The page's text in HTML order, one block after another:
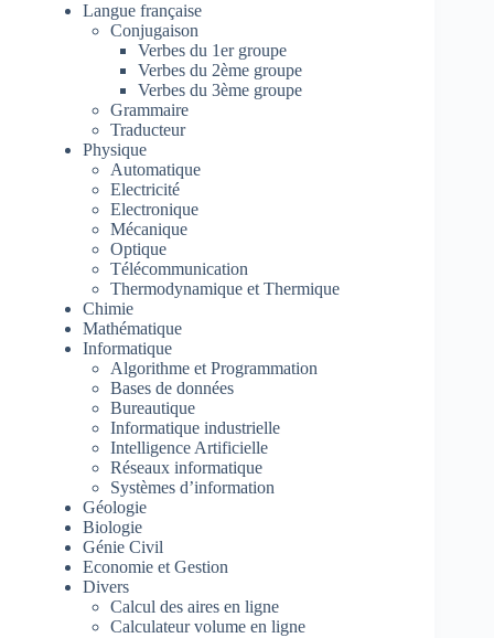
Langue française
Conjugaison
Verbes du 1er groupe
Verbes du 2ème groupe
Verbes du 3ème groupe
Grammaire
Traducteur
Physique
Automatique
Electricité
Electronique
Mécanique
Optique
Télécommunication
Thermodynamique et Thermique
Chimie
Mathématique
Informatique
Algorithme et Programmation
Bases de données
Bureautique
Informatique industrielle
Intelligence Artificielle
Réseaux informatique
Systèmes d’information
Géologie
Biologie
Génie Civil
Economie et Gestion
Divers
Calcul des aires en ligne
Calculateur volume en ligne